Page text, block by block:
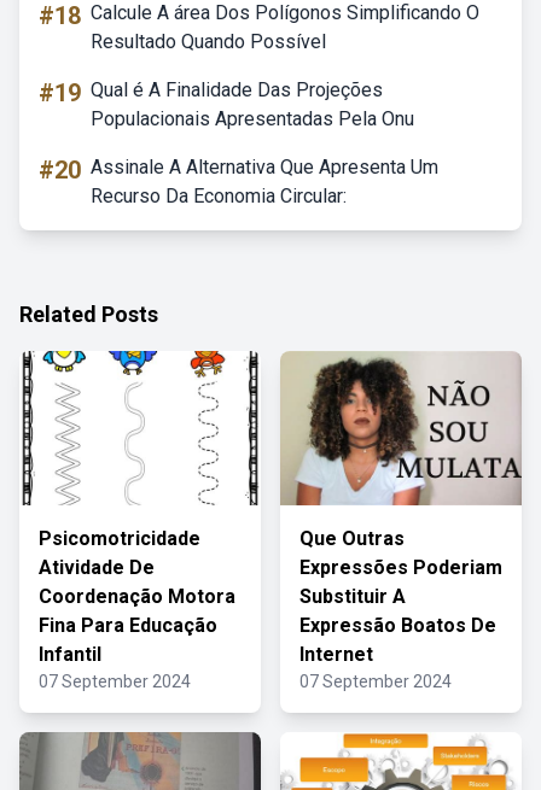
#18 Calcule A área Dos Polígonos Simplificando O
Resultado Quando Possível
#19 Qual é A Finalidade Das Projeções
Populacionais Apresentadas Pela Onu
#20 Assinale A Alternativa Que Apresenta Um
Recurso Da Economia Circular:
Related Posts
Psicomotricidade
Atividade De
Coordenação Motora
Fina Para Educação
Infantil
07 September 2024
Que Outras
Expressões Poderiam
Substituir A
Expressão Boatos De
Internet
07 September 2024